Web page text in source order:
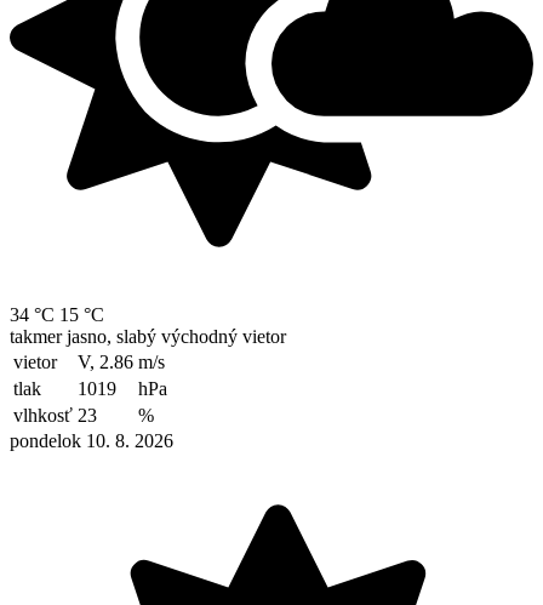
34 °C 15 °C
takmer jasno, slabý východný vietor
vietor
V, 2.86 m/s
tlak
1019
hPa
vlhkosť 23
%
pondelok 10. 8. 2026